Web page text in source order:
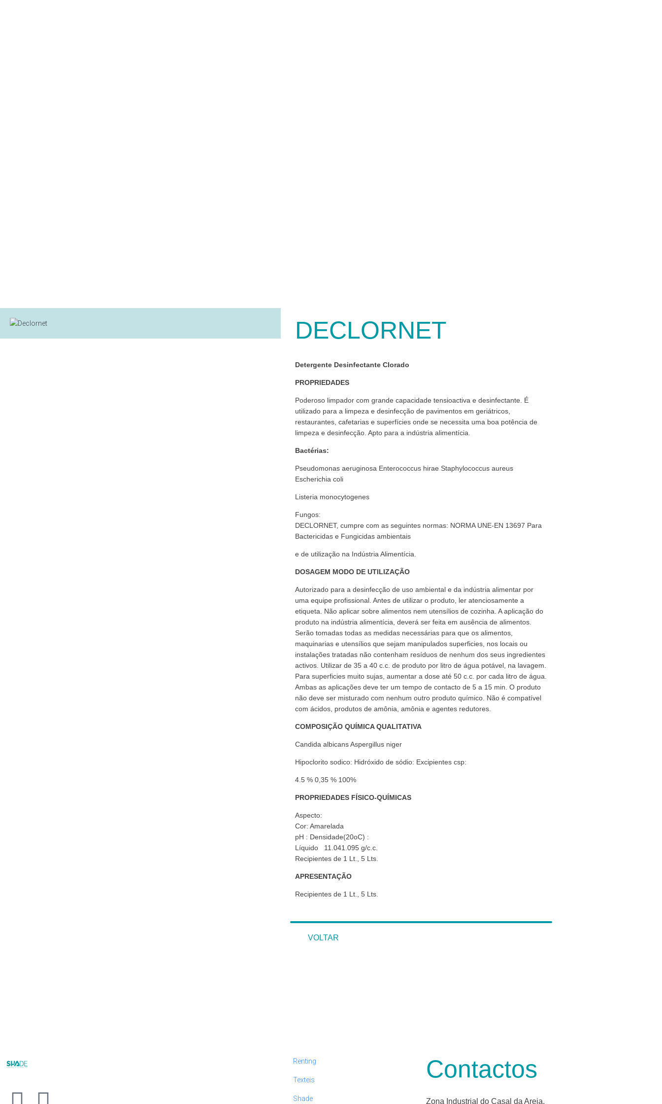
DECLORNET
Detergente Desinfectante Clorado
PROPRIEDADES
Poderoso limpador com grande capacidade tensioactiva e desinfectante. É
utilizado para a limpeza e desinfecção de pavimentos em geriátricos,
restaurantes, cafetarias e superfícies onde se necessita uma boa potência de
limpeza e desinfecção. Apto para a indústria alimentícia.
Bactérias:
Pseudomonas aeruginosa Enterococcus hirae Staphylococcus aureus
Escherichia coli
Listeria monocytogenes
Fungos:
DECLORNET, cumpre com as seguintes normas: NORMA UNE-EN 13697 Para
Bactericidas e Fungicidas ambientais
e de utilização na Indústria Alimentícia.
DOSAGEM MODO DE UTILIZAÇÃO
Autorizado para a desinfecção de uso ambiental e da indústria alimentar por
uma equipe profissional. Antes de utilizar o produto, ler atenciosamente a
etiqueta. Não aplicar sobre alimentos nem utensílios de cozinha. A aplicação do
produto na indústria alimentícia, deverá ser feita em ausência de alimentos.
Serão tomadas todas as medidas necessárias para que os alimentos,
maquinarias e utensílios que sejam manipulados superficies, nos locais ou
instalações tratadas não contenham resíduos de nenhum dos seus ingredientes
activos. Utilizar de 35 a 40 c.c. de produto por litro de água potável, na lavagem.
Para superficies muito sujas, aumentar a dose até 50 c.c. por cada litro de água.
Ambas as aplicações deve ter um tempo de contacto de 5 a 15 min. O produto
não deve ser misturado com nenhum outro produto químico. Não é compatível
com ácidos, produtos de amônia, amônia e agentes redutores.
COMPOSIÇÃO QUÍMICA QUALITATIVA
Candida albicans Aspergillus niger
Hipoclorito sodico: Hidróxido de sódio: Excipientes csp:
4.5 % 0,35 % 100%
PROPRIEDADES FÍSICO-QUÍMICAS
Aspecto:
Cor: Amarelada
pH : Densidade(20oC) :
Líquido 11.041.095 g/c.c.
Recipientes de 1 Lt., 5 Lts.
APRESENTAÇÃO
Recipientes de 1 Lt., 5 Lts.
VOLTAR
Renting
Texteis
Shade
Contactos
Zona Industrial do Casal da Areia,